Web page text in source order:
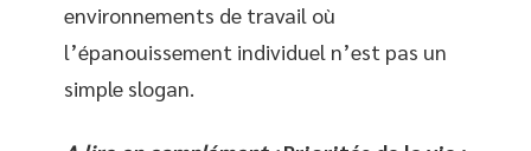
environnements de travail où
l’épanouissement individuel n’est pas un
simple slogan.